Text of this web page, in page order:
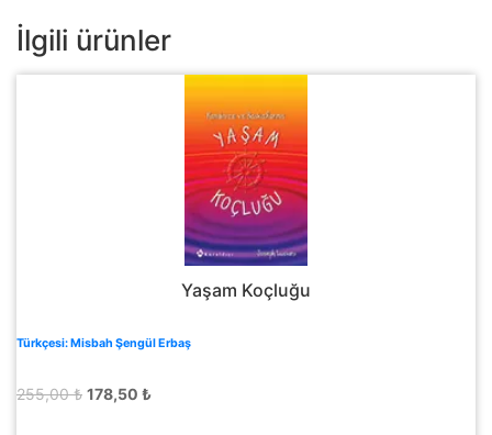
İlgili ürünler
Yaşam Koçluğu
Türkçesi: Misbah Şengül Erbaş
255,00₺ Orijinal
178,50 ₺Şu